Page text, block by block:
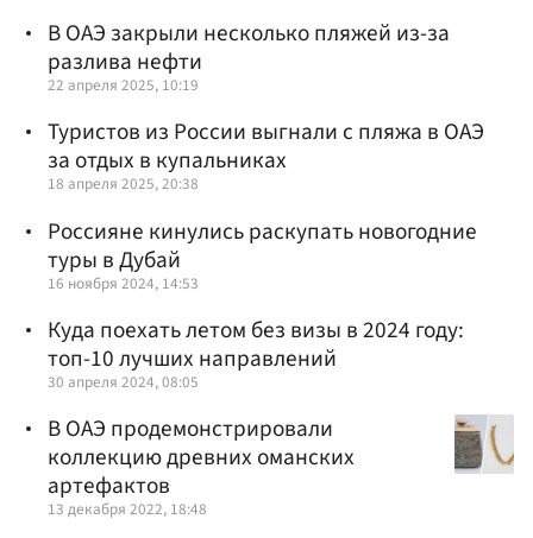
В ОАЭ закрыли несколько пляжей из-за
разлива нефти
22 апреля 2025, 10:19
Туристов из России выгнали с пляжа в ОАЭ
за отдых в купальниках
18 апреля 2025, 20:38
Россияне кинулись раскупать новогодние
туры в Дубай
16 ноября 2024, 14:53
Куда поехать летом без визы в 2024 году:
топ-10 лучших направлений
30 апреля 2024, 08:05
В ОАЭ продемонстрировали
коллекцию древних оманских
артефактов
13 декабря 2022, 18:48